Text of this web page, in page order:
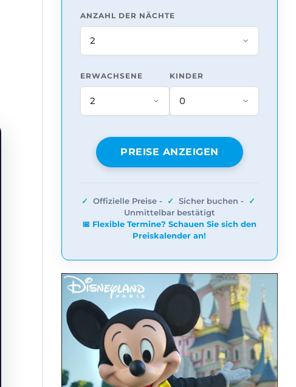
ANZAHL DER NÄCHTE
ERWACHSENE KINDER
PREISE ANZEIGEN
✓ Offizielle Preise - ✓ Sicher buchen -
✓
Unmittelbar bestätigt
📅 Flexible Termine? Schauen Sie sich den
Preiskalender an!